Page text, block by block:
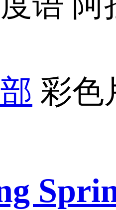
彩